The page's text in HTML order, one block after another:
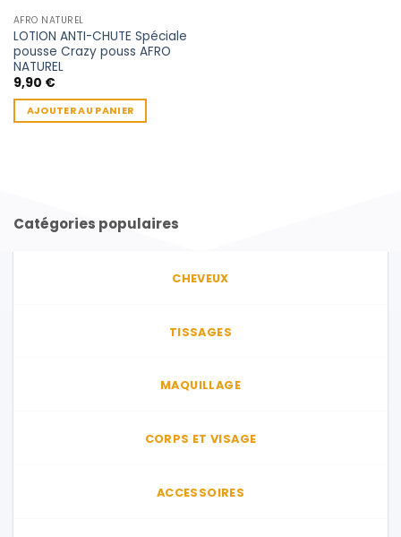
AFRO NATUREL
LOTION ANTI-CHUTE Spéciale
pousse Crazy pouss AFRO
NATUREL
9,90 €
AJOUTER AU PANIER
Catégories populaires
CHEVEUX
TISSAGES
MAQUILLAGE
CORPS ET VISAGE
ACCESSOIRES